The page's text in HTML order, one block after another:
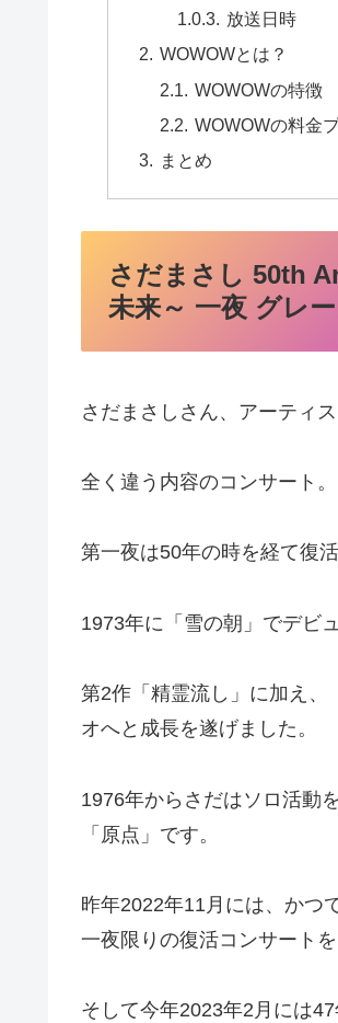
放送日時
WOWOWとは？
WOWOWの特徴
WOWOWの料金
まとめ
さだまさし 50th
未来～ 一夜 グレ
さだまさしさん、アーティ
全く違う内容のコンサート。
第一夜は50年の時を経て復
1973年に「雪の朝」でデビ
第2作「精霊流し」に加え、
オへと成長を遂げました。
1976年からさだはソロ活動
「原点」です。
昨年2022年11月には、かつ
一夜限りの復活コンサートを
そして今年2023年2月には